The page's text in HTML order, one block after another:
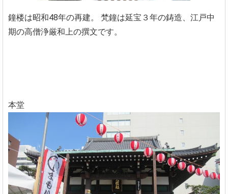
鐘楼は昭和48年の再建。
梵鐘は延宝３年の鋳造、江戸中
期の高僧浄厳和上の撰文です。
本堂